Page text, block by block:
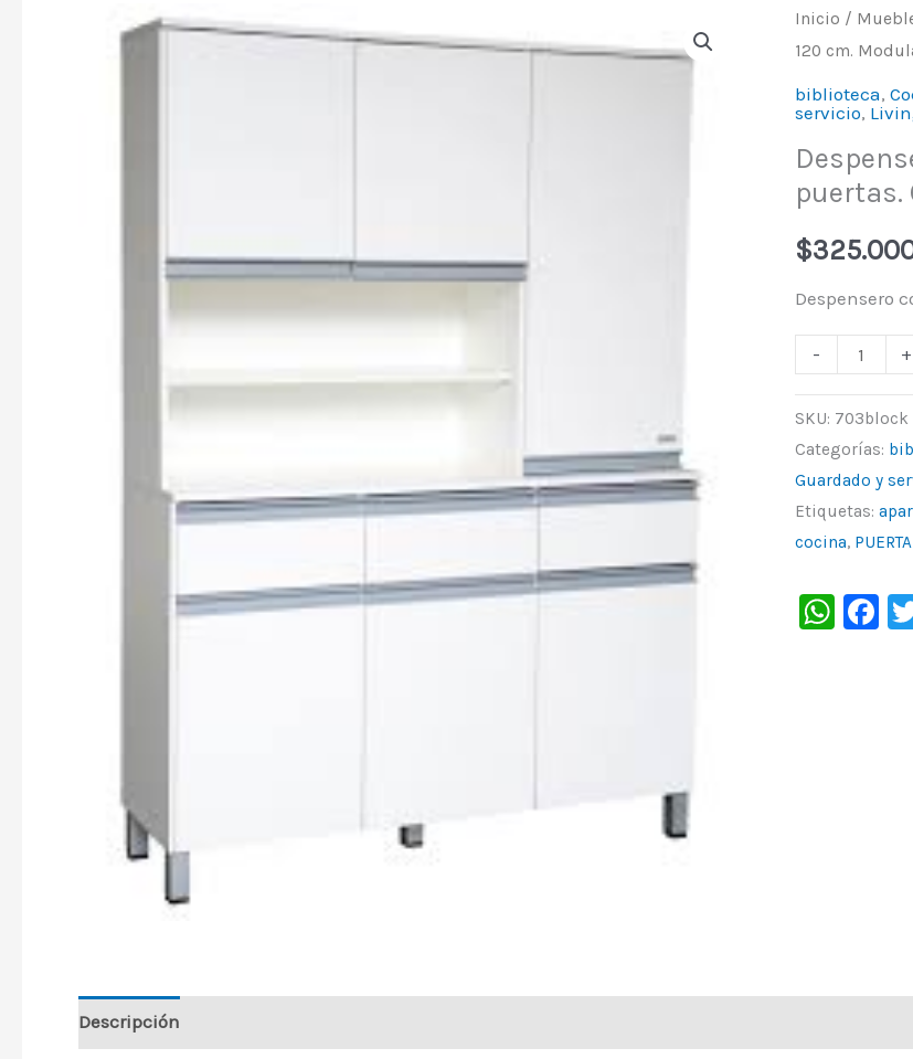
Inicio /
120 cm.
biblioteca,
servicio,
puertas.
$
Despensero
-
Despensero
Blanco,
de
120
cm.
Modular
6
puertas.
"703"
de
Block.
cantidad
+
SKU: 703block
Categorías:
Guardado y
Etiquetas:
cocina, PUERTA
Descripción